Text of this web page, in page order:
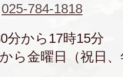
025-784-1818
分から17時15分
ら金曜日（祝日